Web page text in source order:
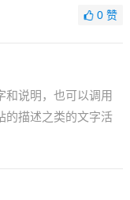
0赞
和说明，也可以调用
的描述之类的文字活